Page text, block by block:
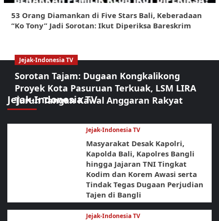
53 Orang Diamankan di Five Stars Bali, Keberadaan
“Ko Tony” Jadi Sorotan: Ikut Diperiksa Bareskrim
Jejak-Indonesia TV
Jejak-Indonesia TV
Sorotan Tajam: Dugaan Kongkalikong
Proyek Kota Pasuruan Terkuak, LSM LIRA
Turun Tangan Kawal Anggaran Rakyat
Jejak-Indonesia TV
Masyarakat Desak Kapolri,
Kapolda Bali, Kapolres Bangli
hingga Jajaran TNI Tingkat
Kodim dan Korem Awasi serta
Tindak Tegas Dugaan Perjudian
Tajen di Bangli
Jejak-Indonesia TV